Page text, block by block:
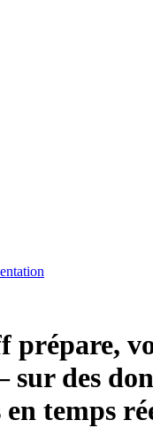
prépare,
des
temps